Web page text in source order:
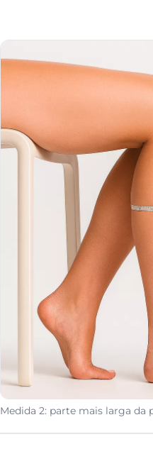
Medida 2: parte mais larga da